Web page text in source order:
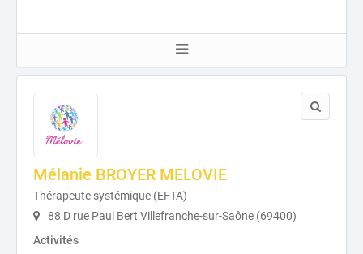
Mélanie BROYER MELOVIE
Thérapeute systémique (EFTA)
88 D rue Paul Bert Villefranche-sur-Saône (69400)
Activités